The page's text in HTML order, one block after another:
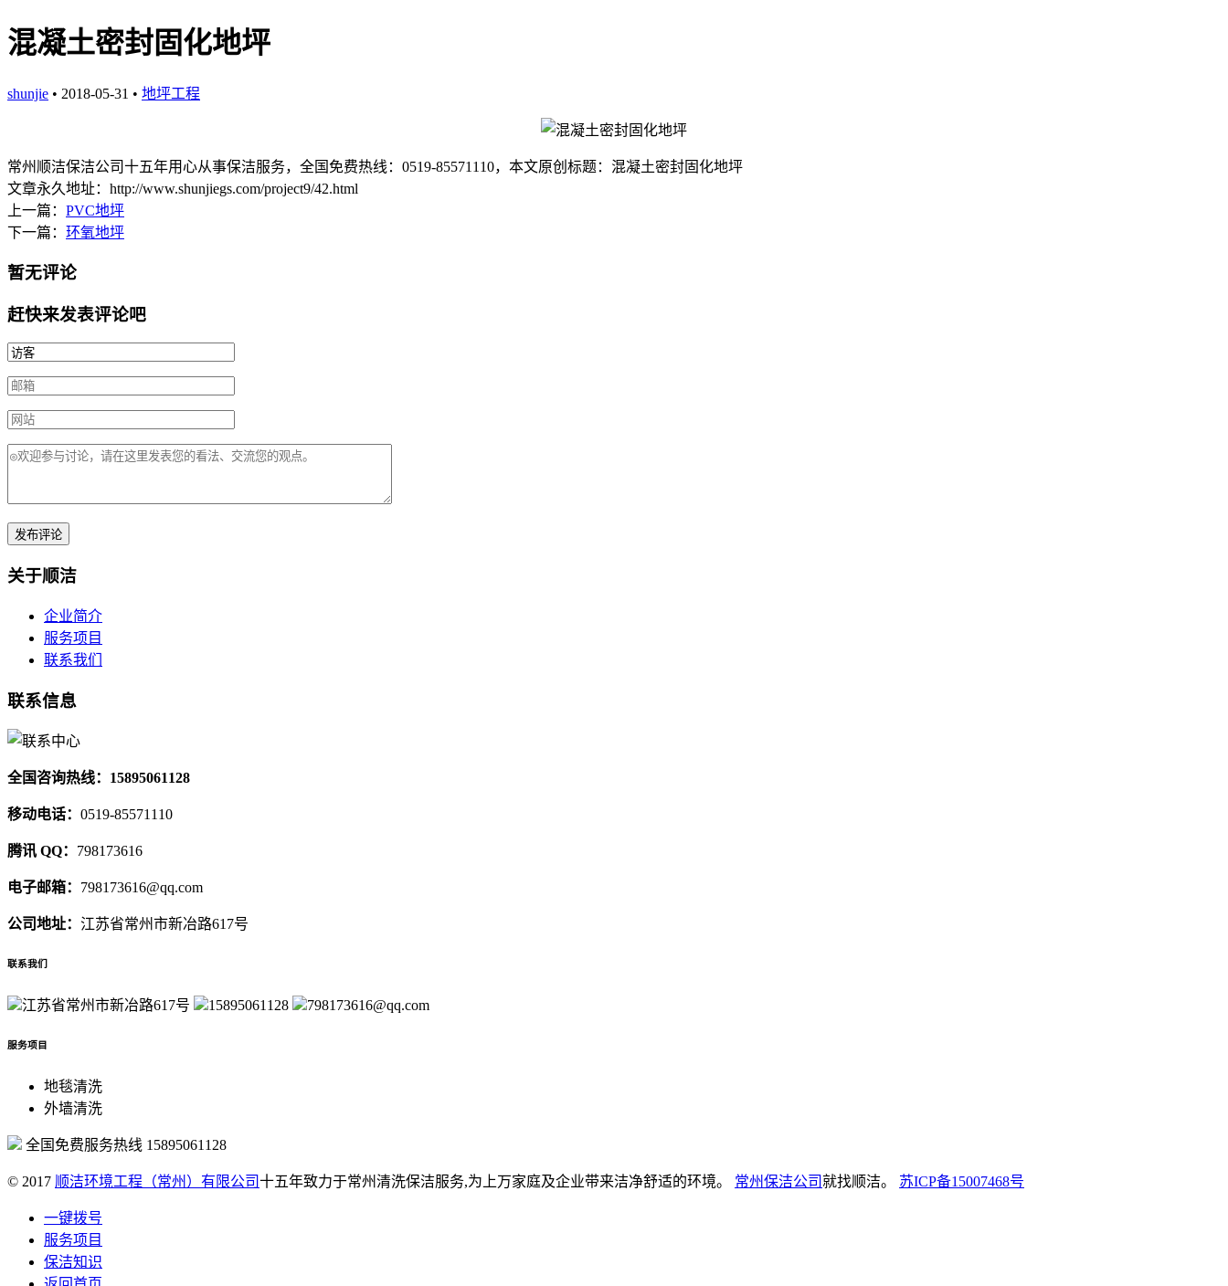
混凝土密封固化地坪
shunjie • 2018-05-31 • 地坪工程
常州顺洁保洁公司十五年用心从事保洁服务，全国免费热线：0519-85571110，本文原创标题： 混凝土密封固化地坪
文章永久地址：http://www.shunjiegs.com/project9/42.html
上一篇： PVC地坪
下一篇： 环氧地坪
暂无评论
赶快来发表评论吧
关于顺洁
企业简介
服务项目
联系我们
联系信息
全国咨询热线：15895061128
移动电话： 0519-85571110
腾讯 QQ： 798173616
电子邮箱： 798173616@qq.com
公司地址： 江苏省常州市新冶路617号
联系我们
江苏省常州市新冶路617号 15895061128 798173616@qq.com
服务项目
地毯清洗
外墙清洗
全国免费服务热线 15895061128
© 2017 顺洁环境工程（常州）有限公司十五年致力于常州清洗保洁服务,为上万家庭及企业带来洁净舒适的环境。 常州保洁公司就找顺洁。 苏ICP备15007468号
一键拨号
服务项目
保洁知识